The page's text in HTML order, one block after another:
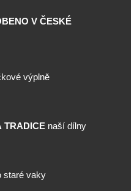
V ČESKÉ
výplně
TRADICE naší dílny
staré vaky